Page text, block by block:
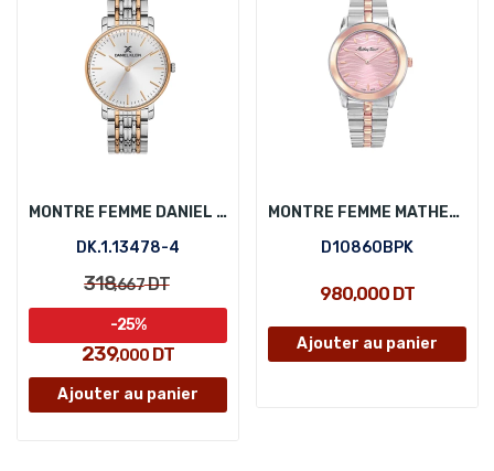
MONTRE FEMME DANIEL KLEIN DK.1.13478-4
DK.1.13478-4
318,667DT
239,000 DT
-25%
Ajouter au panier
MONTRE FEMME MATHEY-TISSOT D10860BPK
D10860BPK
980,000 DT
Ajouter au panier